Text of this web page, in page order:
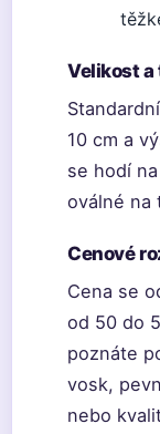
Velikost a
10 cm a
se hodí
oválné na
Cenové
Cena se
od 50 do
poznáte
vosk,
nebo